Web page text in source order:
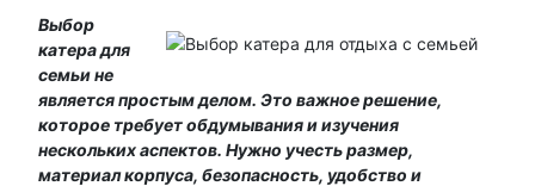
Выбор
катера для
семьи не
является простым делом. Это важное решение,
которое требует обдумывания и изучения
нескольких аспектов. Нужно учесть размер,
материал корпуса, безопасность, удобство и